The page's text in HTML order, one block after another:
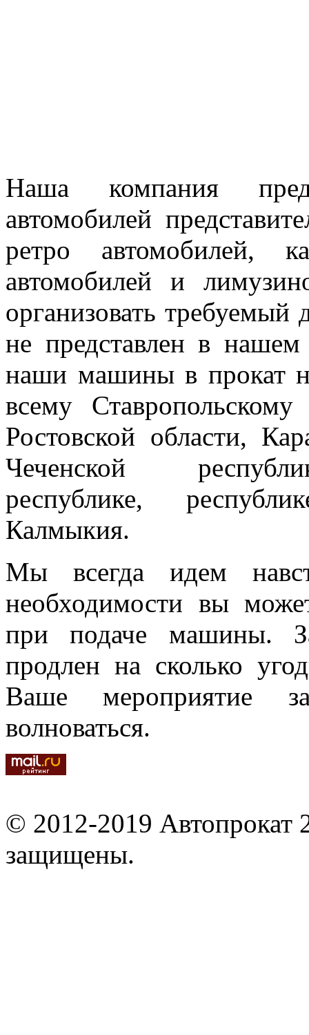
Наша компания
автомобилей
ретро автомобилей,
автомобилей и
организовать требуемый
не представлен в
наши машины в прокат
всему
Ростовской области,
Чеченской
республике,
Калмыкия.
Мы всегда идем
необходимости вы
при подаче машины.
продлен на сколько
Ваше мероприятие
волноваться.
© 2012-2019 Автопрокат
защищены.